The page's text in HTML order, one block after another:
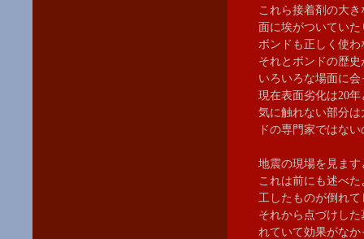
これら接着剤の大
面に埃がついてい
ボンドも正しく使
それとボンドの歴
いろいろな場面に
現在表面劣化は20
気に触れない部分
ドの専門家ではな
地震の現場を見ま
これは前にも述べ
工したものが倒れ
それから点づけし
れていて効果がな